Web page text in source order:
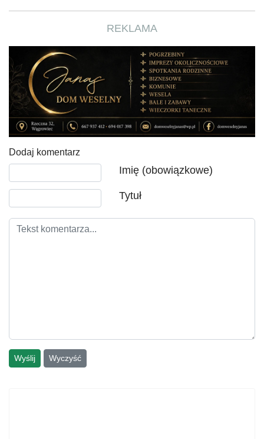
REKLAMA
Dodaj komentarz
Imię (obowiązkowe)
Tytuł
Wyślij Wyczyść